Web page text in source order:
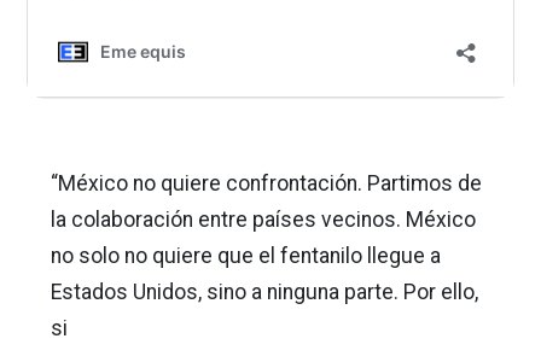
“México no quiere confrontación. Partimos de
la colaboración entre países vecinos. México
no solo no quiere que el fentanilo llegue a
Estados Unidos, sino a ninguna parte. Por ello,
si